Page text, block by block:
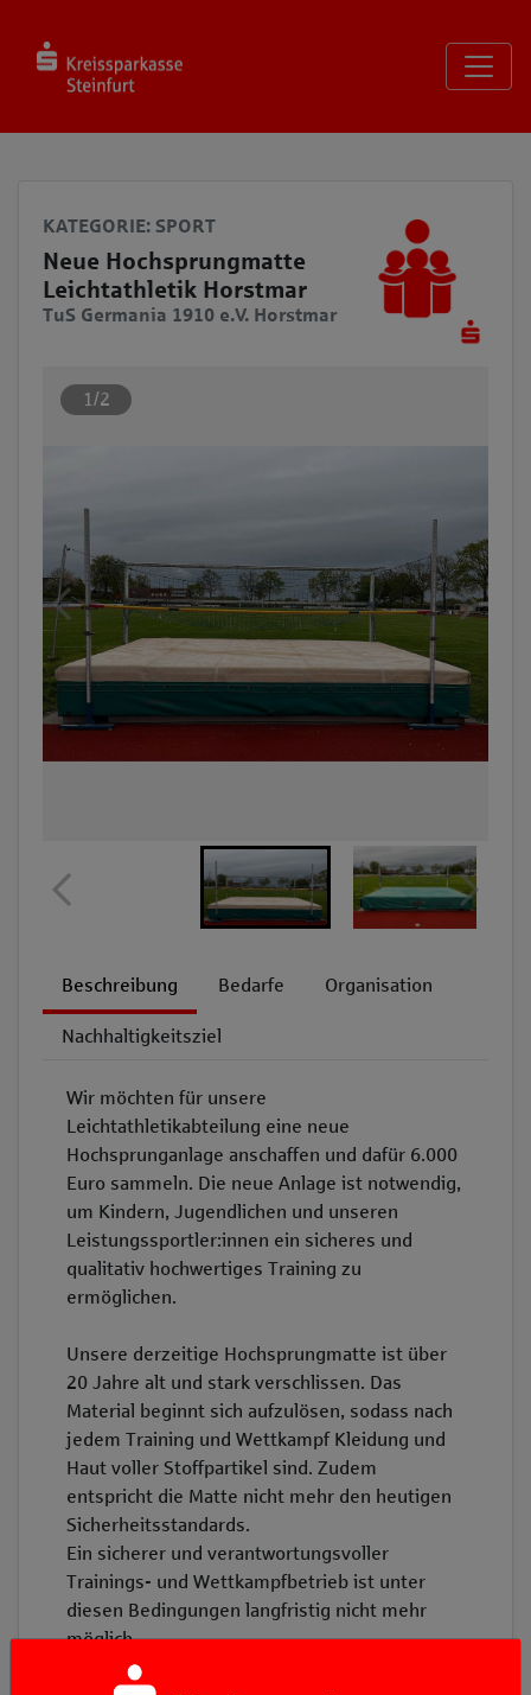
KATEGORIE: SPORT
Neue Hochsprungmatte
Leichtathletik Horstmar
TuS Germania 1910 e.V. Horstmar
1/2
Beschreibung Bedarfe Organisation
Nachhaltigkeitsziel
Wir möchten für unsere
Leichtathletikabteilung eine neue
Hochsprunganlage anschaffen und dafür 6.000
Euro sammeln. Die neue Anlage ist notwendig,
um Kindern, Jugendlichen und unseren
Leistungssportler:innen ein sicheres und
qualitativ hochwertiges Training zu
ermöglichen.
Unsere derzeitige Hochsprungmatte ist über
20 Jahre alt und stark verschlissen. Das
Material beginnt sich aufzulösen, sodass nach
jedem Training und Wettkampf Kleidung und
Haut voller Stoffpartikel sind. Zudem
entspricht die Matte nicht mehr den heutigen
Sicherheitsstandards.
Ein sicherer und verantwortungsvoller
Trainings- und Wettkampfbetrieb ist unter
diesen Bedingungen langfristig nicht mehr
möglich.